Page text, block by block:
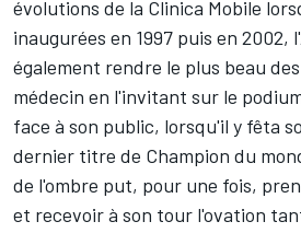
évolutions de la Clinica Mobile
inaugurées en 1997 puis en 2002,
également rendre le plus beau
médecin en l'invitant sur le
face à son public, lorsqu'il y fêta
dernier titre de Champion du
de l'ombre put, pour une fois,
et recevoir à son tour l'ovation